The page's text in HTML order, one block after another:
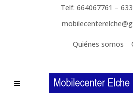
Telf: 664067761 –
Quiénes somos